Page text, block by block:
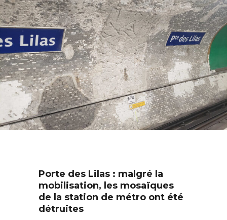
Porte des Lilas : malgré la
mobilisation, les mosaïques
de la station de métro ont été
détruites